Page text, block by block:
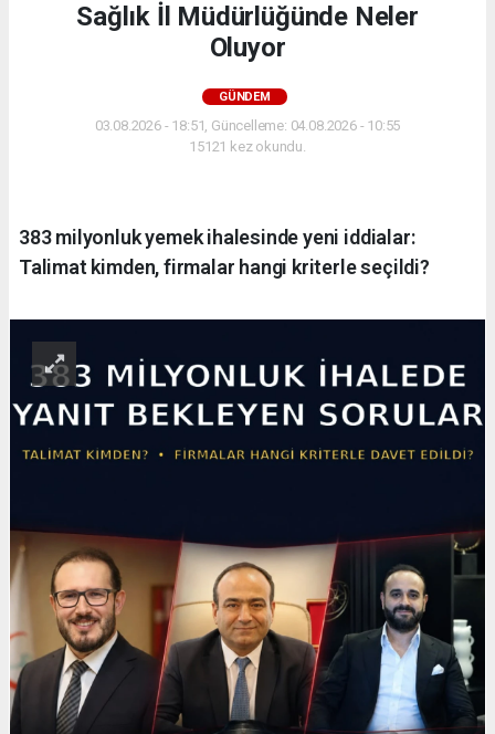
Sağlık İl Müdürlüğünde Neler
Oluyor
GÜNDEM
03.08.2026 - 18:51, Güncelleme: 04.08.2026 - 10:55
15121 kez okundu.
383 milyonluk yemek ihalesinde yeni iddialar:
Talimat kimden, firmalar hangi kriterle seçildi?